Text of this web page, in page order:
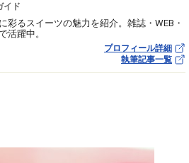
イド
彩るスイーツの魅力を紹介。雑誌・WEB・
活躍中。
プロフィール詳細
執筆記事一覧